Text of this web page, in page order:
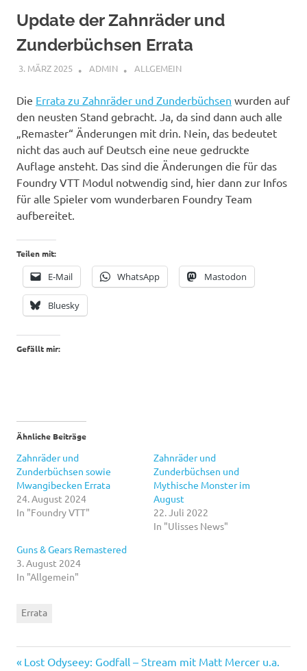
Update der Zahnräder und
Zunderbüchsen Errata
3. MÄRZ 2025 ADMIN ALLGEMEIN
Die Errata zu Zahnräder und Zunderbüchsen wurden auf
den neusten Stand gebracht. Ja, da sind dann auch alle
„Remaster“ Änderungen mit drin. Nein, das bedeutet
nicht das auch auf Deutsch eine neue gedruckte
Auflage ansteht. Das sind die Änderungen die für das
Foundry VTT Modul notwendig sind, hier dann zur Infos
für alle Spieler vom wunderbaren Foundry Team
aufbereitet.
Teilen mit:
E-Mail WhatsApp Mastodon
Bluesky
Gefällt mir:
Ähnliche Beiträge
Zahnräder und
Zunderbüchsen sowie
Mwangibecken Errata
24. August 2024
In "Foundry VTT"
Zahnräder und
Zunderbüchsen und
Mythische Monster im
August
22. Juli 2022
In "Ulisses News"
Guns & Gears Remastered
3. August 2024
In "Allgemein"
Errata
Vorheriger
Lost Odyseey: Godfall – Stream mit Matt Mercer u.a.